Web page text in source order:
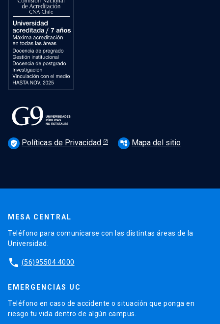
verified_user Políticas de Privacidad account_tree Mapa del sitio
MESA CENTRAL
Teléfono para comunicarse con las distintas áreas de la
Universidad.
phone (56)95504 4000
EMERGENCIAS UC
Teléfono en caso de accidente o situación que ponga en
riesgo tu vida dentro de algún campus.